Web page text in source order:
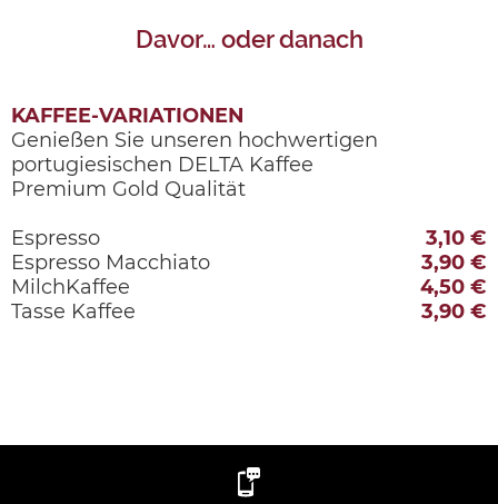
Davor… oder danach
KAFFEE-VARIATIONEN
Genießen Sie unseren hochwertigen
portugiesischen DELTA Kaffee
Premium Gold Qualität
Espresso
Espresso Macchiato
MilchKaffee
Tasse Kaffee
3,10 €
3,90 €
4,50 €
3,90 €